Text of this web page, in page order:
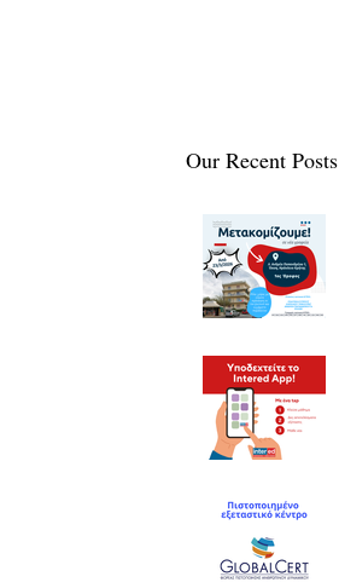
Our Recent Posts